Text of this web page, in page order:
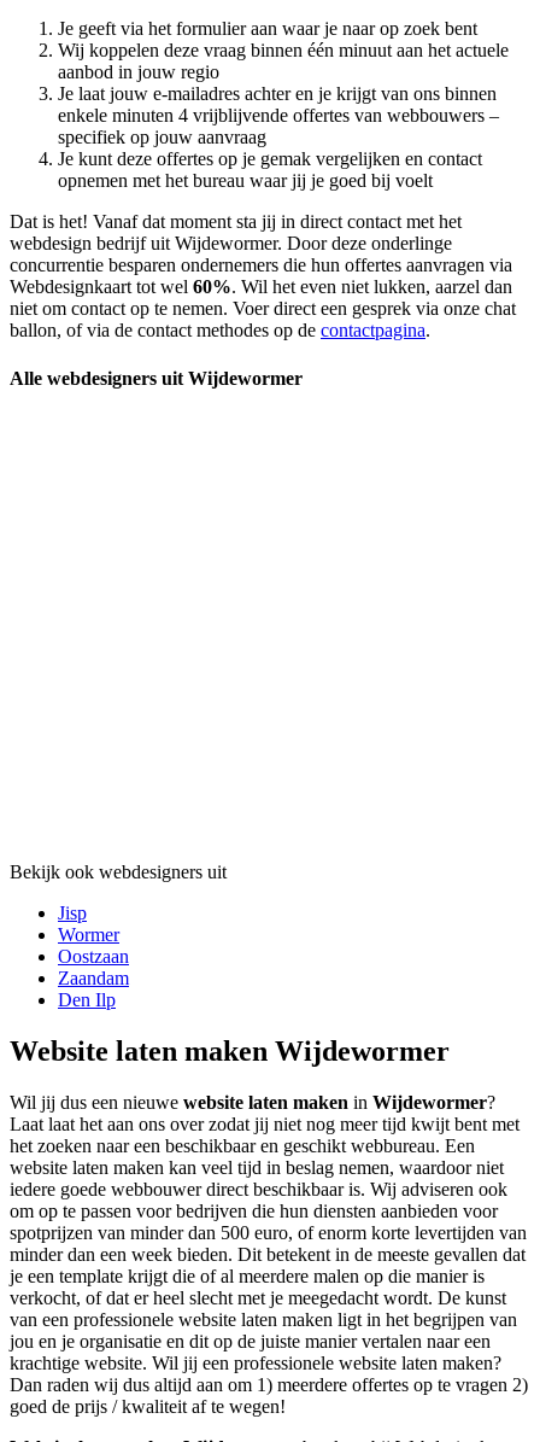
Je geeft via het formulier aan waar je naar op zoek bent
Wij koppelen deze vraag binnen één minuut aan het actuele
aanbod in jouw regio
Je laat jouw e-mailadres achter en je krijgt van ons binnen
enkele minuten 4 vrijblijvende offertes van webbouwers –
specifiek op jouw aanvraag
Je kunt deze offertes op je gemak vergelijken en contact
opnemen met het bureau waar jij je goed bij voelt
Dat is het! Vanaf dat moment sta jij in direct contact met het
webdesign bedrijf uit Wijdewormer. Door deze onderlinge
concurrentie besparen ondernemers die hun offertes aanvragen via
Webdesignkaart tot wel 60%. Wil het even niet lukken, aarzel dan
niet om contact op te nemen. Voer direct een gesprek via onze chat
ballon, of via de contact methodes op de contactpagina.
Alle webdesigners uit Wijdewormer
Bekijk ook webdesigners uit
Jisp
Wormer
Oostzaan
Zaandam
Den Ilp
Website laten maken Wijdewormer
Wil jij dus een nieuwe website laten maken in Wijdewormer?
Laat laat het aan ons over zodat jij niet nog meer tijd kwijt bent met
het zoeken naar een beschikbaar en geschikt webbureau. Een
website laten maken kan veel tijd in beslag nemen, waardoor niet
iedere goede webbouwer direct beschikbaar is. Wij adviseren ook
om op te passen voor bedrijven die hun diensten aanbieden voor
spotprijzen van minder dan 500 euro, of enorm korte levertijden van
minder dan een week bieden. Dit betekent in de meeste gevallen dat
je een template krijgt die of al meerdere malen op die manier is
verkocht, of dat er heel slecht met je meegedacht wordt. De kunst
van een professionele website laten maken ligt in het begrijpen van
jou en je organisatie en dit op de juiste manier vertalen naar een
krachtige website. Wil jij een professionele website laten maken?
Dan raden wij dus altijd aan om 1) meerdere offertes op te vragen 2)
goed de prijs / kwaliteit af te wegen!